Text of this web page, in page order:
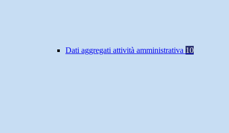
Dati aggregati attività amministrativa 10